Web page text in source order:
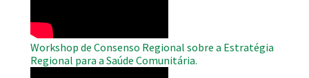
Workshop de Consenso Regional sobre a Estratégia
Regional para a Saúde Comunitária.